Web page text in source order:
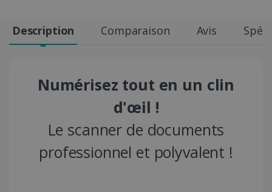
Description Comparaison Avis
Numérisez tout en un clin
d'œil !
Le scanner de documents
professionnel et polyvalent !